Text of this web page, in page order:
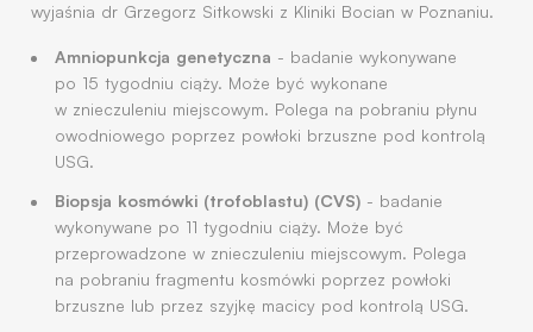
wyjaśnia dr Grzegorz Sitkowski z Kliniki Bocian w Poznaniu.
Amniopunkcja genetyczna - badanie wykonywane
po 15 tygodniu ciąży. Może być wykonane
w znieczuleniu miejscowym. Polega na pobraniu płynu
owodniowego poprzez powłoki brzuszne pod kontrolą
USG.
Biopsja kosmówki (trofoblastu) (CVS) - badanie
wykonywane po 11 tygodniu ciąży. Może być
przeprowadzone w znieczuleniu miejscowym. Polega
na pobraniu fragmentu kosmówki poprzez powłoki
brzuszne lub przez szyjkę macicy pod kontrolą USG.